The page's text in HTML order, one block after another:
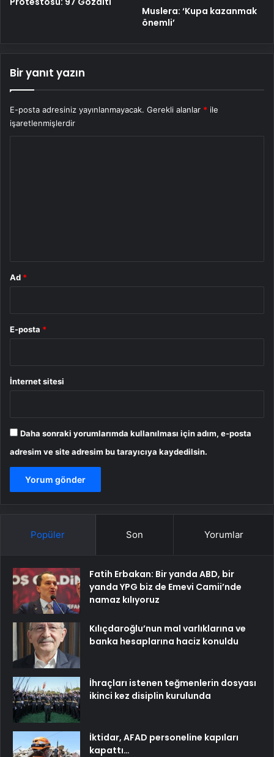
Muslera: ‘Kupa kazanmak
önemli’
Bir yanıt yazın
E-posta adresiniz yayınlanmayacak. Gerekli alanlar * ile
işaretlenmişlerdir
Ad *
E-posta *
İnternet sitesi
Daha sonraki yorumlarımda kullanılması için adım, e-posta
adresim ve site adresim bu tarayıcıya kaydedilsin.
Popüler Son Yorumlar
Fatih Erbakan: Bir yanda ABD, bir
yanda YPG biz de Emevi Camii’nde
namaz kılıyoruz
Kılıçdaroğlu’nun mal varlıklarına ve
banka hesaplarına haciz konuldu
İhraçları istenen teğmenlerin dosyası
ikinci kez disiplin kurulunda
İktidar, AFAD personeline kapıları
kapattı…